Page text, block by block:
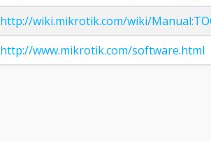
http://wiki.mikrotik.com/wiki/
http://www.mikrotik.com/software.html